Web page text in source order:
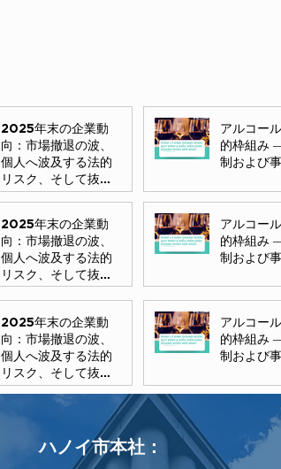
2025年末の企業動
向：市場撤退の波、
個人へ波及する法的
リスク、そして抜本
的な解決策
アルコー
的枠組み
制および
2025年末の企業動
向：市場撤退の波、
個人へ波及する法的
リスク、そして抜本
的な解決策
アルコー
的枠組み
制および
2025年末の企業動
向：市場撤退の波、
個人へ波及する法的
リスク、そして抜本
的な解決策
アルコー
的枠組み
制および
ハノイ市本社：